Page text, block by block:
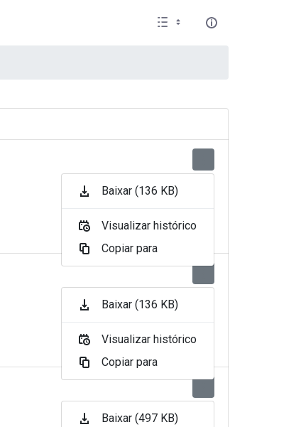
Baixar (136 KB)
Visualizar histórico
Copiar para
Baixar (136 KB)
Visualizar histórico
Copiar para
Baixar (497 KB)